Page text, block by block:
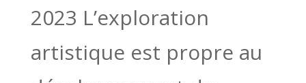
2023 L’exploration
artistique est propre au